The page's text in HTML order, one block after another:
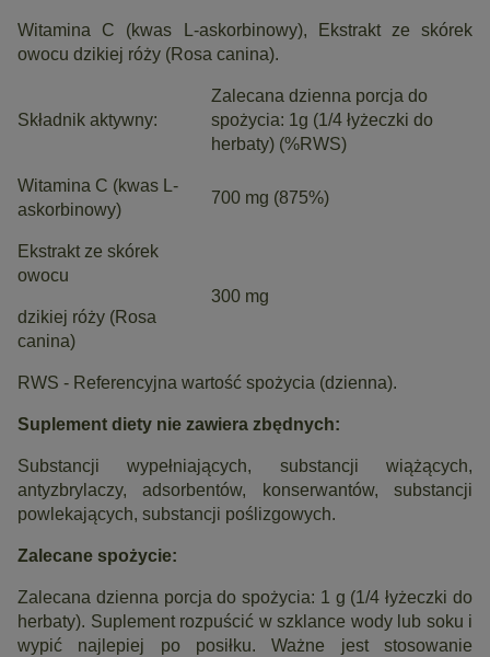
Witamina C (kwas L-askorbinowy), Ekstrakt ze skórek
owocu dzikiej róży (Rosa canina).
Składnik aktywny:
Zalecana dzienna porcja do
spożycia: 1g (1/4 łyżeczki do
herbaty) (%RWS)
Witamina C (kwas L-
askorbinowy)
700 mg (875%)
Ekstrakt ze skórek
owocu
dzikiej róży (Rosa
canina)
300 mg
RWS - Referencyjna wartość spożycia (dzienna).
Suplement diety nie zawiera zbędnych:
Substancji wypełniających, substancji wiążących,
antyzbrylaczy, adsorbentów, konserwantów, substancji
powlekających, substancji poślizgowych.
Zalecane spożycie:
Zalecana dzienna porcja do spożycia: 1 g (1/4 łyżeczki do
herbaty). Suplement rozpuścić w szklance wody lub soku i
wypić najlepiej po posiłku. Ważne jest stosowanie